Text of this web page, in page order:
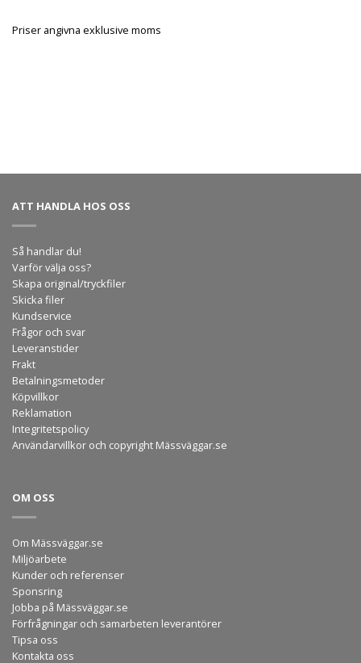
Priser angivna exklusive moms
ATT HANDLA HOS OSS
Så handlar du!
Varför välja oss?
Skapa original/tryckfiler
Skicka filer
Kundservice
Frågor och svar
Leveranstider
Frakt
Betalningsmetoder
Köpvillkor
Reklamation
Integritetspolicy
Användarvillkor och copyright Mässväggar.se
OM OSS
Om Mässväggar.se
Miljöarbete
Kunder och referenser
Sponsring
Jobba på Mässväggar.se
Förfrågningar och samarbeten leverantörer
Tipsa oss
Kontakta oss